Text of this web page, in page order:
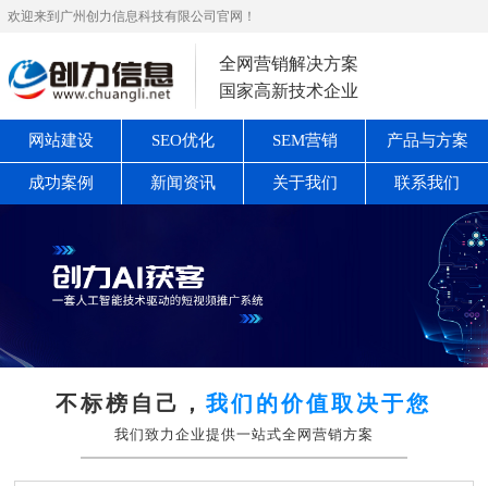
欢迎来到广州创力信息科技有限公司官网！
全网营销解决方案
国家高新技术企业
网站建设 SEO优化 SEM营销 产品与方案
成功案例 新闻资讯 关于我们 联系我们
不标榜自己，我们的价值取决于您
我们致力企业提供一站式全网营销方案